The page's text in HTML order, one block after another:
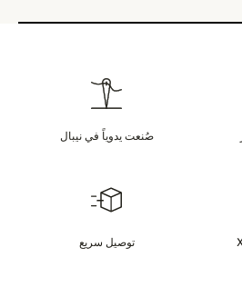
صُنعت يدوياً في نيبال
توصيل سريع